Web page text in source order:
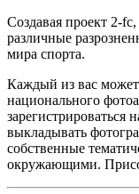
Создавая проект 2-
различные
мира спорта.
Каждый из вас может
национального
зарегистрироваться
выкладывать
собственные
окружающими.